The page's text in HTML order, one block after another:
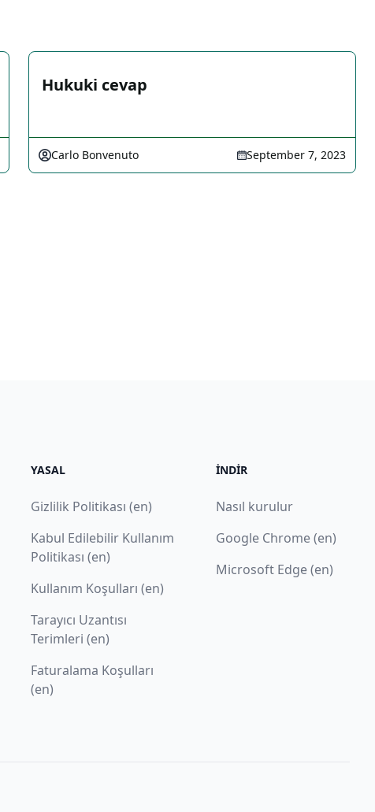
Hukuki cevap
Carlo Bonvenuto September 7, 2023
YASAL
Gizlilik Politikası (en)
Kabul Edilebilir Kullanım
Politikası (en)
Kullanım Koşulları (en)
Tarayıcı Uzantısı
Terimleri (en)
Faturalama Koşulları
(en)
İNDIR
Nasıl kurulur
Google Chrome (en)
Microsoft Edge (en)